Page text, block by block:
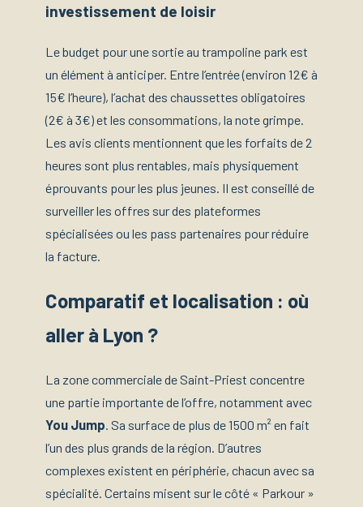
investissement de loisir
Le budget pour une sortie au trampoline park est
un élément à anticiper. Entre l’entrée (environ 12€ à
15€ l’heure), l’achat des chaussettes obligatoires
(2€ à 3€) et les consommations, la note grimpe.
Les avis clients mentionnent que les forfaits de 2
heures sont plus rentables, mais physiquement
éprouvants pour les plus jeunes. Il est conseillé de
surveiller les offres sur des plateformes
spécialisées ou les pass partenaires pour réduire
la facture.
Comparatif et localisation : où
aller à Lyon ?
La zone commerciale de Saint-Priest concentre
une partie importante de l’offre, notamment avec
You Jump. Sa surface de plus de 1500 m² en fait
l’un des plus grands de la région. D’autres
complexes existent en périphérie, chacun avec sa
spécialité. Certains misent sur le côté « Parkour »